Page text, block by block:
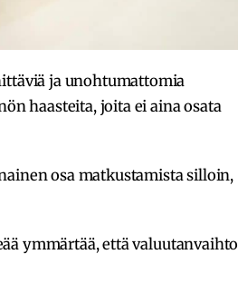
ja unohtumattomia
haasteita, joita ei aina osata
osa matkustamista silloin,
ymmärtää, että valuutanvaihto